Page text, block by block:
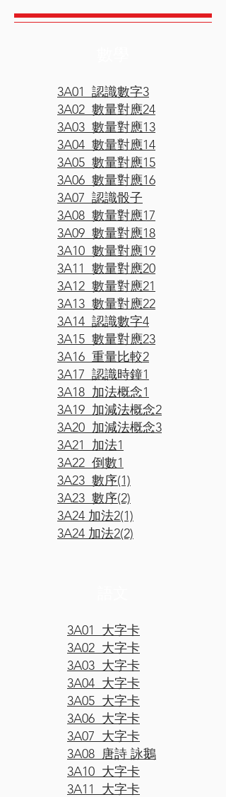
3A01 認識數字3
3A02 數量對應24
3A03 數量對應13
3A04 數量對應14
3A05 數量對應15
3A06 數量對應16
3A07 認識骰子
3A08 數量對應17
3A09 數量對應18
3A10 數量對應19
3A11 數量對應20
3A12 數量對應21
3A13 數量對應22
3A14 認識數字4
3A15 數量對應23
3A16 重量比較2
3A17 認識時鐘1
3A18 加法概念1
3A19 加減法概念2
3A20 加減法概念3
3A21 加法1
3A22 倒數1
3A23 數序(1)
3A23 數序(2)
3A24 加法2(1)
3A24 加法2(2)
3A01 大字卡
3A02 大字卡
3A03 大字卡
3A04 大字卡
3A05 大字卡
3A06 大字卡
3A07 大字卡
3A08 唐詩 詠鵝
3A10 大字卡
3A11 大字卡